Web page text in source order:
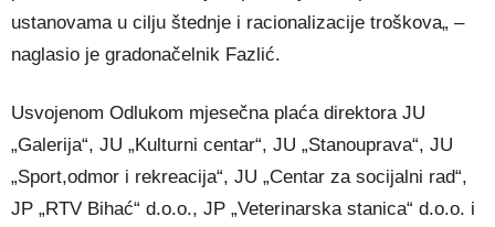
ustanovama u cilju štednje i racionalizacije troškova„ –
naglasio je gradonačelnik Fazlić.
Usvojenom Odlukom mjesečna plaća direktora JU
„Galerija“, JU „Kulturni centar“, JU „Stanouprava“, JU
„Sport,odmor i rekreacija“, JU „Centar za socijalni rad“,
JP „RTV Bihać“ d.o.o., JP „Veterinarska stanica“ d.o.o. i